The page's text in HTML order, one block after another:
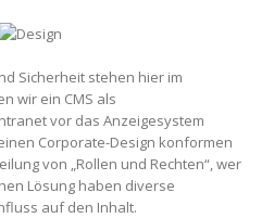
Sicherheit stehen hier im
wir ein CMS als
vor das Anzeigesystem
Corporate-Design konformen
von „Rollen und Rechten“, wer
Lösung haben diverse
auf den Inhalt.